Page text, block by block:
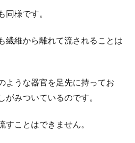
？原因と対処法
の家具は天然木であるため、カビが生えて
な配置で快適な空間作り
様です。
繊維から離れて流されることは
ような器官を足先に持ってお
がみついているのです。
ことはできません。